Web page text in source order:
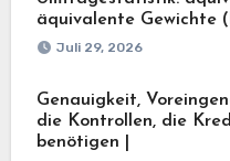
äquivalente Gewichte
Juli 29, 2026
Genauigkeit,
die Kontrollen, die
benötigen |